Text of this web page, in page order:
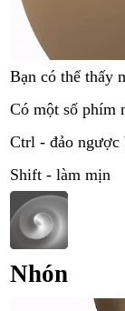
Bạn có thể thấy
Có một số phím
Ctrl - đảo ngược
Shift - làm mịn
Nhón